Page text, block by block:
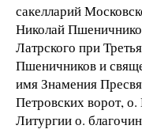
сакелларий
Николай
Латрского при
Пшеничников и
имя Знамения
Петровских ворот,
Литургии о.